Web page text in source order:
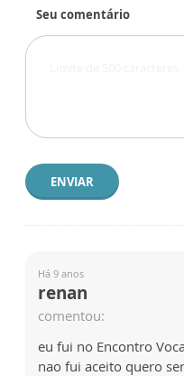
Seu comentário
ENVIAR
Há 9 anos
renan
comentou:
eu fui no Encontro
nao fui aceito quero